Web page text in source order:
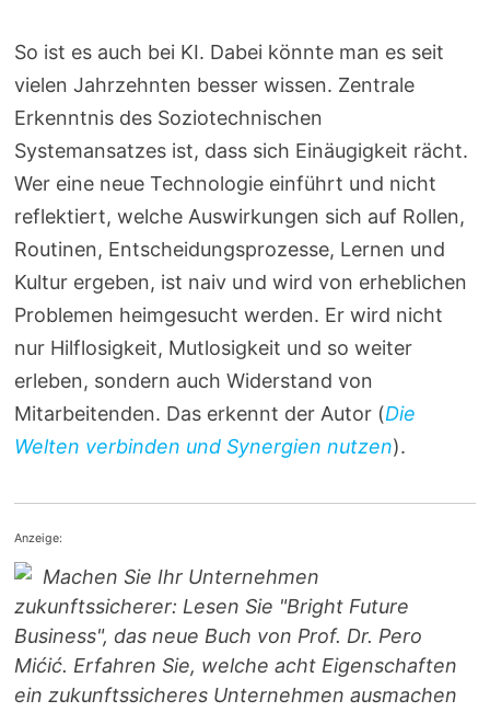
So ist es auch bei KI. Dabei könnte man es seit
vielen Jahrzehnten besser wissen. Zentrale
Erkenntnis des Soziotechnischen
Systemansatzes ist, dass sich Einäugigkeit rächt.
Wer eine neue Technologie einführt und nicht
reflektiert, welche Auswirkungen sich auf Rollen,
Routinen, Entscheidungsprozesse, Lernen und
Kultur ergeben, ist naiv und wird von erheblichen
Problemen heimgesucht werden. Er wird nicht
nur Hilflosigkeit, Mutlosigkeit und so weiter
erleben, sondern auch Widerstand von
Mitarbeitenden. Das erkennt der Autor (Die
Welten verbinden und Synergien nutzen).
Anzeige:
Machen Sie Ihr Unternehmen
zukunftssicherer: Lesen Sie "Bright Future
Business", das neue Buch von Prof. Dr. Pero
Mićić. Erfahren Sie, welche acht Eigenschaften
ein zukunftssicheres Unternehmen ausmachen